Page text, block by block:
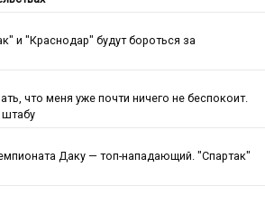
и "Краснодар" будут бороться за
что меня уже почти ничего не беспокоит.
Даку — топ-нападающий. "Спартак"